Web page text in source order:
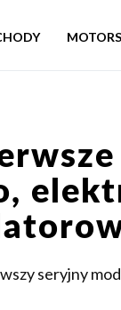
seryjny